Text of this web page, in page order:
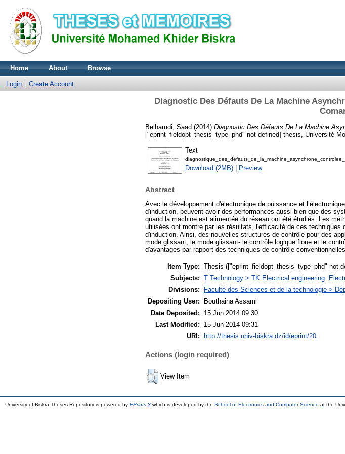
Home About Browse
Login Create Account
Diagnostic Des Défauts De La Machine
Belhamdi, Saad (2014) Diagnostic Des Défauts De La Machine
["eprint_fieldopt_thesis_type_phd" not defined] thesis, Université
Text
Download (2MB) | Preview
Abstract
Avec le développement d'électronique de puissance et
d'induction, peuvent avoir des performances aussi bien que des
quand la machine est alimentée du réseau ont été étudiés. Les
utilisées ont montré par les résultats, l'efficacité de ces
d'induction. Ainsi, des nouvelles structures de contrôle pour des
mode glissant, le mode glissant- le contrôle logique floue et le
d'avantages par rapport des techniques de contrôle
Item Type: Thesis (["eprint_fieldopt_thesis_type_phd" not
Subjects: T Technology > TK Electrical engineering.
Divisions:
Faculté des Sciences et de la technologie >
Depositing User:
Bouthaina Assami
Date Deposited:
15 Jun 2014 09:30
Last Modified:
15 Jun 2014 09:31
URI:
http://thesis.univ-biskra.dz/id/eprint/20
Actions (login required)
View Item
University of Biskra Theses Repository is powered by EPrints 3 which is developed by the School of Electronics and Computer Science at the